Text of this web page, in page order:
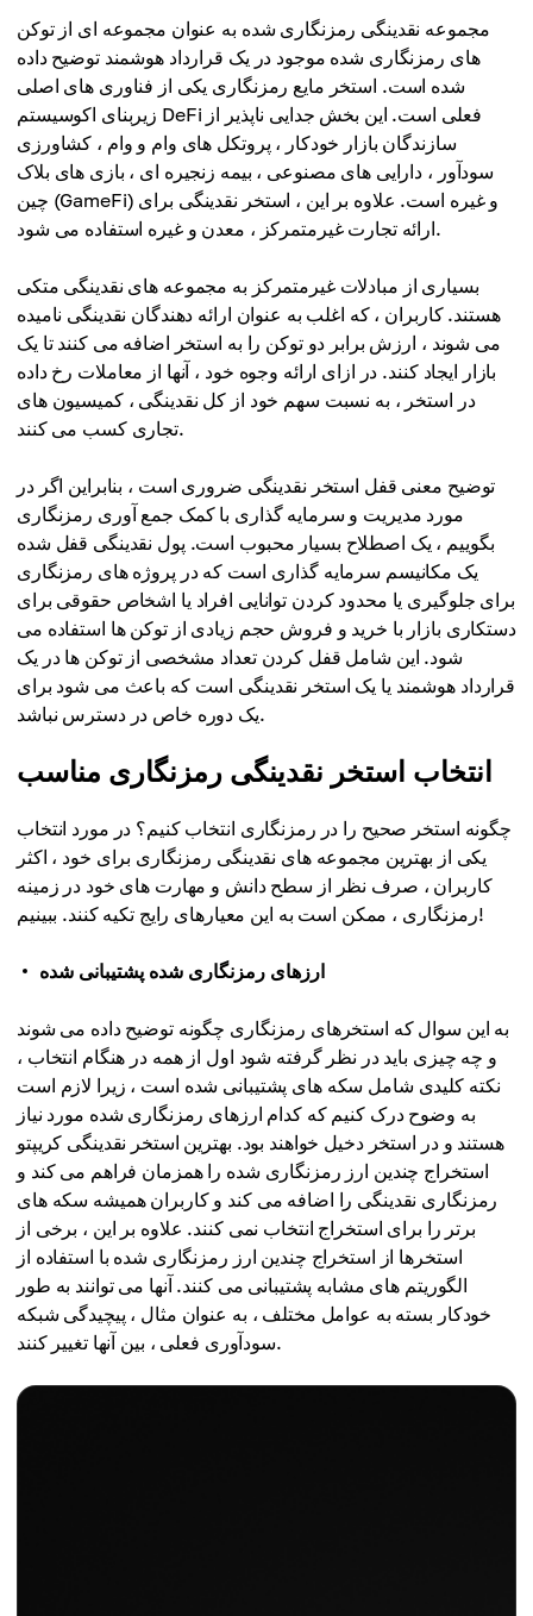
مجموعه نقدینگی رمزنگاری شده به عنوان مجموعه ای از توکن
های رمزنگاری شده موجود در یک قرارداد هوشمند توضیح داده
شده است. استخر مایع رمزنگاری یکی از فناوری های اصلی
زیربنای اکوسیستم DeFi فعلی است. این بخش جدایی ناپذیر از
سازندگان بازار خودکار ، پروتکل های وام و وام ، کشاورزی
سودآور ، دارایی های مصنوعی ، بیمه زنجیره ای ، بازی های بلاک
چین (GameFi) و غیره است. علاوه بر این ، استخر نقدینگی برای
ارائه تجارت غیرمتمرکز ، معدن و غیره استفاده می شود.
بسیاری از مبادلات غیرمتمرکز به مجموعه های نقدینگی متکی
هستند. کاربران ، که اغلب به عنوان ارائه دهندگان نقدینگی نامیده
می شوند ، ارزش برابر دو توکن را به استخر اضافه می کنند تا یک
بازار ایجاد کنند. در ازای ارائه وجوه خود ، آنها از معاملات رخ داده
در استخر ، به نسبت سهم خود از کل نقدینگی ، کمیسیون های
تجاری کسب می کنند.
توضیح معنی قفل استخر نقدینگی ضروری است ، بنابراین اگر در
مورد مدیریت و سرمایه گذاری با کمک جمع آوری رمزنگاری
بگوییم ، یک اصطلاح بسیار محبوب است. پول نقدینگی قفل شده
یک مکانیسم سرمایه گذاری است که در پروژه های رمزنگاری
برای جلوگیری یا محدود کردن توانایی افراد یا اشخاص حقوقی برای
دستکاری بازار با خرید و فروش حجم زیادی از توکن ها استفاده می
شود. این شامل قفل کردن تعداد مشخصی از توکن ها در یک
قرارداد هوشمند یا یک استخر نقدینگی است که باعث می شود برای
یک دوره خاص در دسترس نباشد.
انتخاب استخر نقدینگی رمزنگاری مناسب
چگونه استخر صحیح را در رمزنگاری انتخاب کنیم؟ در مورد انتخاب
یکی از بهترین مجموعه های نقدینگی رمزنگاری برای خود ، اکثر
کاربران ، صرف نظر از سطح دانش و مهارت های خود در زمینه
رمزنگاری ، ممکن است به این معیارهای رایج تکیه کنند. ببینیم!
ارزهای رمزنگاری شده پشتیبانی شده
به این سوال که استخرهای رمزنگاری چگونه توضیح داده می شوند
و چه چیزی باید در نظر گرفته شود اول از همه در هنگام انتخاب ،
نکته کلیدی شامل سکه های پشتیبانی شده است ، زیرا لازم است
به وضوح درک کنیم که کدام ارزهای رمزنگاری شده مورد نیاز
هستند و در استخر دخیل خواهند بود. بهترین استخر نقدینگی کریپتو
استخراج چندین ارز رمزنگاری شده را همزمان فراهم می کند و
رمزنگاری نقدینگی را اضافه می کند و کاربران همیشه سکه های
برتر را برای استخراج انتخاب نمی کنند. علاوه بر این ، برخی از
استخرها از استخراج چندین ارز رمزنگاری شده با استفاده از
الگوریتم های مشابه پشتیبانی می کنند. آنها می توانند به طور
خودکار بسته به عوامل مختلف ، به عنوان مثال ، پیچیدگی شبکه
سودآوری فعلی ، بین آنها تغییر کنند.